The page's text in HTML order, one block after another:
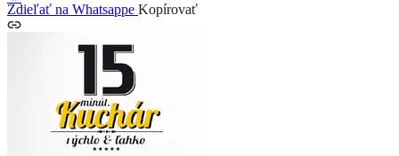
Zdieľať na Whatsappe Kopírovať